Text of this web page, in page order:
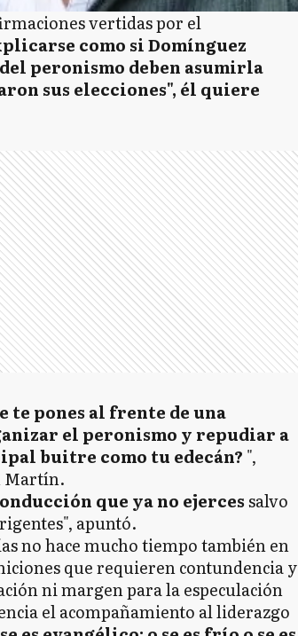
vertidas por el
como si Domínguez
peronismo deben asumirla
sus elecciones", él quiere
te pones al frente de una
el peronismo y repudiar a
buitre como tu edecán? ",
Martín.
que ya no ejercessalvo
apuntó.
no hace mucho tiempo también en
que requieren contundencia y
ni margen para la especulación
el acompañamiento al liderazgo